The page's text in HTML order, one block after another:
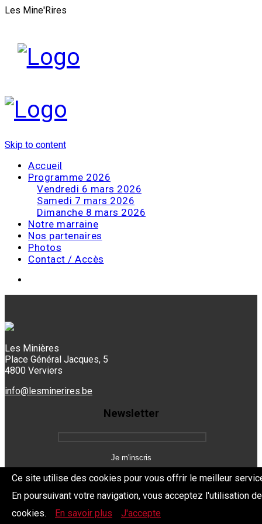
Les Mine'Rires
Skip to content
Accueil
Programme 2026
Vendredi 6 mars 2026
Samedi 7 mars 2026
Dimanche 8 mars 2026
Notre marraine
Nos partenaires
Photos
Contact / Accès
Les Minières
Place Général Jacques, 5
4800 Verviers
info@lesminerires.be
Newsletter
Copyright 2026 Les Mine'Rires - Politique de confidentialité
Ce site utilise des cookies pour vous offrir le meilleur
En poursuivant votre navigation, vous acceptez l'utilisation
cookies.
En savoir plus J'accepte